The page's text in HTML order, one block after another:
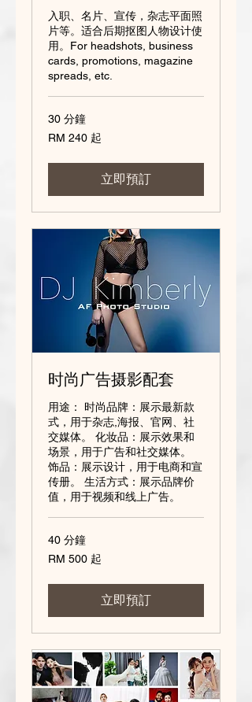
入职、名片、宣传，杂志平面照
片等。适合后期抠图人物设计使
用。For headshots, business
cards, promotions, magazine
spreads, etc.
30 分鐘
240
Malaysian
RM 240 起
立即預訂
时尚广告摄影配套
用途： 时尚品牌：展示最新款
式，用于杂志,海报、官网、社
交媒体。 化妆品：展示效果和
场景，用于广告和社交媒体。
饰品：展示设计，用于电商和宣
传册。 生活方式：展示品牌价
值，用于视频和线上广告。
40 分鐘
500
Malaysian
RM 500 起
立即預訂